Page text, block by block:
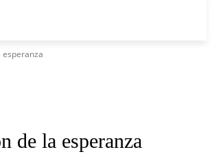
esperanza
de la esperanza